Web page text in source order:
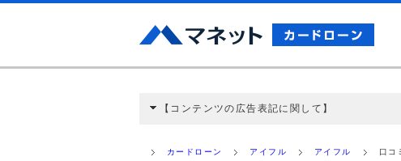
【コンテンツの広告表記に関して】
ミ収集などに基づき、公平性を担保した情報提供を
カードローン アイフル アイフル 口コ